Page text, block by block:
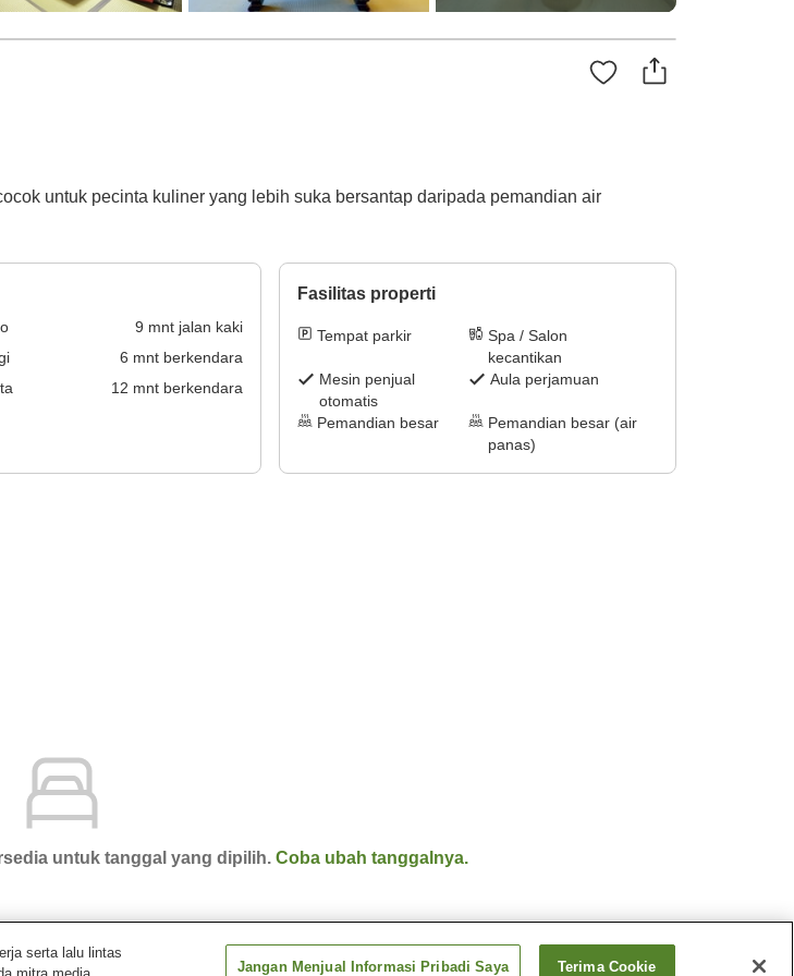
untuk pecinta kuliner yang lebih suka bersantap daripada pemandian air
9 mnt jalan kaki
6 mnt berkendara
12 mnt berkendara
Fasilitas properti
Tempat parkir
Spa / Salon
kecantikan
Mesin penjual
otomatis
Aula perjamuan
Pemandian besar
Pemandian besar (air
panas)
untuk tanggal yang dipilih. Coba ubah tanggalnya.
serta lalu lintas
Jangan Menjual Informasi Pribadi Saya Terima Cookie